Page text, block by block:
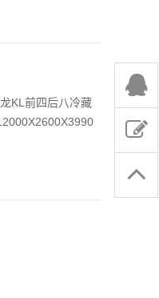
KL前四后八冷藏